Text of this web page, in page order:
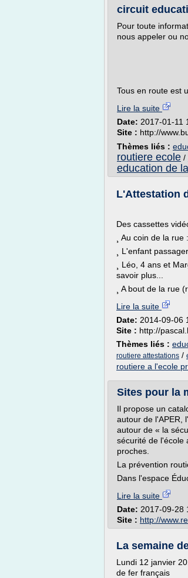
circuit
Pour toute
nous appeler ou
Tous en route est
Lire la suite
Date: 2017-01-11
Site : http://
Thèmes liés :
routiere ecole /
education de
L'Attestation
Des cassettes
¸ Au coin de la
¸ L'enfant
¸ Léo, 4 ans et
savoir plus...
¸ A bout de la rue
Lire la suite
Date: 2014-09-06
Site : http://
Thèmes liés :
routiere attestations /
routiere a l'ecole
Sites pour la
Il propose un
autour de l'APER,
autour de « la
sécurité de l'école
proches.
La prévention
Dans l'espace
Lire la suite
Date: 2017-09-28
Site : http://
La semaine
Lundi 12 janvier
de fer français